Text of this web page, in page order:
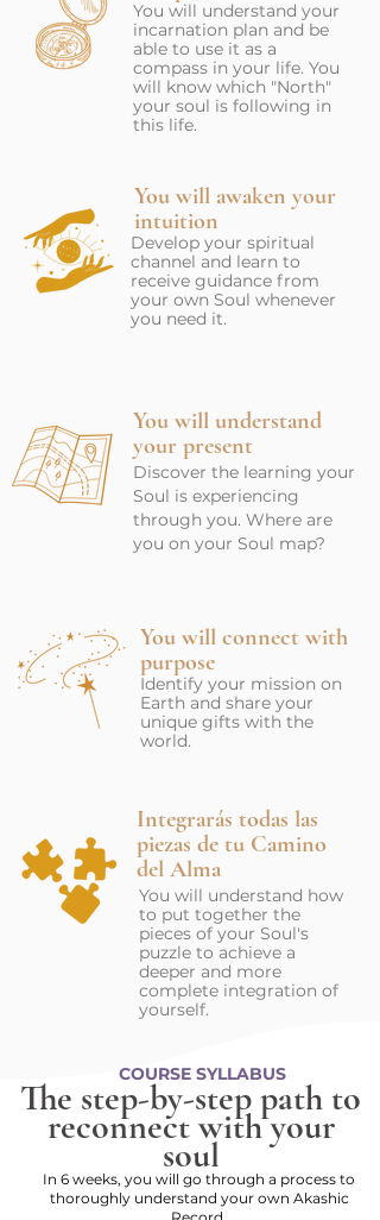
You will understand your
incarnation plan and be
able to use it as a
compass in your life. You
will know which "North"
your soul is following in
this life.
You will awaken your
intuition
Develop your spiritual
channel and learn to
receive guidance from
your own Soul whenever
you need it.
You will understand
your present
Discover the learning your
Soul is experiencing
through you. Where are
you on your Soul map?
You will connect with
purpose
Identify your mission on
Earth and share your
unique gifts with the
world.
Integrarás todas las
piezas de tu Camino
del Alma
You will understand how
to put together the
pieces of your Soul's
puzzle to achieve a
deeper and more
complete integration of
yourself.
COURSE SYLLABUS
The step-by-step path to
reconnect with your
soul
In 6 weeks, you will go through a process to
thoroughly understand your own Akashic